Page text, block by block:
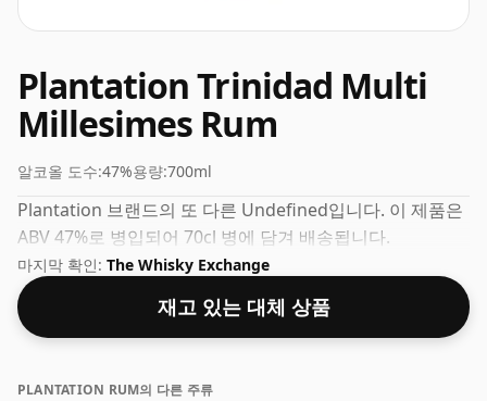
Plantation Trinidad Multi
Millesimes Rum
알코올 도수:47%용량:700ml
Plantation 브랜드의 또 다른 Undefined입니다. 이 제품은
ABV 47%로 병입되어 70cl 병에 담겨 배송됩니다.
마지막 확인: The Whisky Exchange
재고 있는 대체 상품
PLANTATION RUM의 다른 주류